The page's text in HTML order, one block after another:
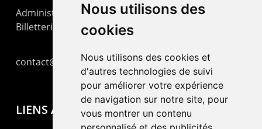
Nous utilisons des
cookies
Nous utilisons des cookies et
d'autres technologies de suivi
pour améliorer votre expérience
de navigation sur notre site, pour
vous montrer un contenu
Administration : +41 32 725 03 03
Billetterie : +41 32 725 05 05
contact@lepommier.ch
LIENS AMIS